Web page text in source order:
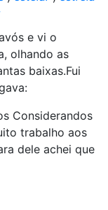
e vi o
olhando as
baixas.Fui
Considerandos
trabalho aos
dele achei que